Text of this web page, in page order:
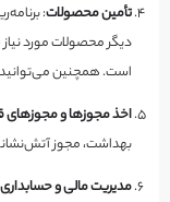
تأمین محصولات:
دیگر محصولات مورد
است. همچنین
اخذ مجوزها و مجوزهای
بهداشت، مجوز آتش‌نشانی
مدیریت مالی و حسابداری